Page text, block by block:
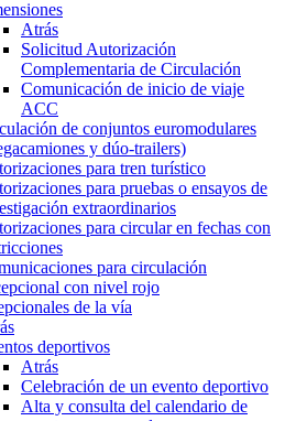
Atrás
Solicitud Autorización
Complementaria de Circulación
Comunicación de inicio de viaje
ACC
de conjuntos euromodulares
y dúo-trailers)
para tren turístico
para pruebas o ensayos de
extraordinarios
para circular en fechas con
para circulación
con nivel rojo
de la vía
deportivos
Atrás
Celebración de un evento deportivo
Alta y consulta del calendario de